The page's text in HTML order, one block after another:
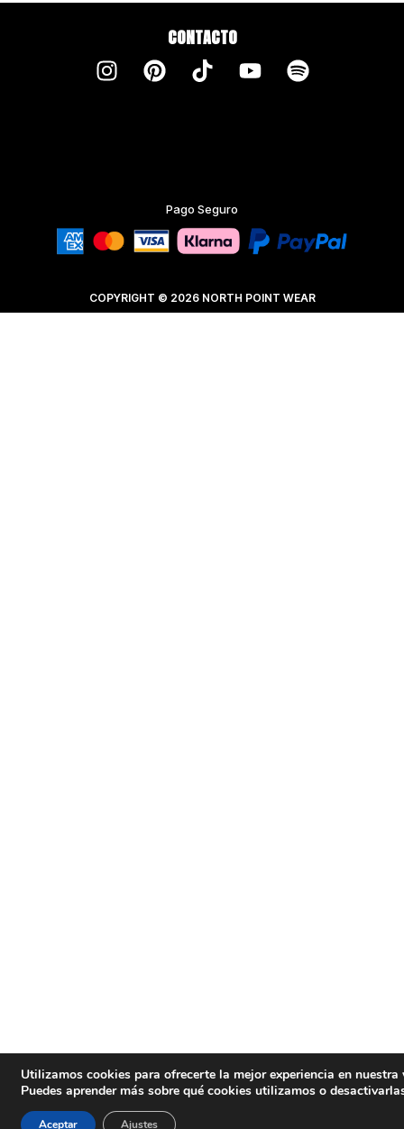
CONTACTO
Pago Seguro
COPYRIGHT © 2026 NORTH POINT WEAR
Utilizamos cookies para ofrecerte la mejor experiencia en nuestra
Puedes aprender más sobre qué cookies utilizamos o
Aceptar Ajustes